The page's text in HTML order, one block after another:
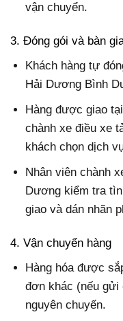
vận chuyển.
3. Đóng gói và bàn
Khách hàng tự
Hải Dương Bình
Hàng được giao
chành xe điều xe
khách chọn dịch
Nhân viên chành
Dương kiểm tra
giao và dán nhãn
4. Vận chuyển hàng
Hàng hóa được
đơn khác (nếu gửi
nguyên chuyến.